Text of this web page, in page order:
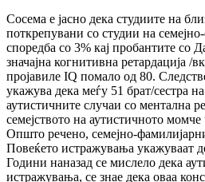
Сосема е јасно дека студиите на
поткрепувани со студии на
споредба со 3% кај пробантите со
значајна когнитивна ретардација /
пројавиле IQ помало од 80.
укажува дека меѓу 51 брат/сестра
аутистичните случаи со ментална
семејството на аутистичното
Општо речено, семејно-
Повеќето истражувања укажуваат
Години наназад се мислело дека
истражувања, се знае дека оваа